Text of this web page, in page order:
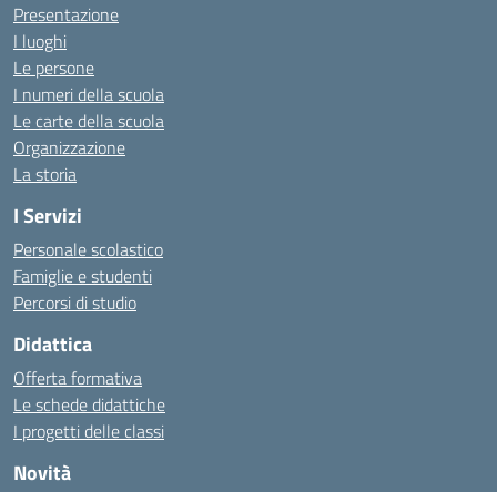
Presentazione
I luoghi
Le persone
I numeri della scuola
Le carte della scuola
Organizzazione
La storia
I Servizi
Personale scolastico
Famiglie e studenti
Percorsi di studio
Didattica
Offerta formativa
Le schede didattiche
I progetti delle classi
Novità